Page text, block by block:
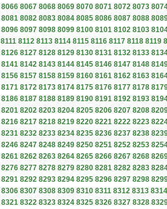
8066 8067 8068 8069 8070 8071 8072 8073
8081 8082 8083 8084 8085 8086 8087 8088
8096 8097 8098 8099 8100 8101 8102 8103
8111 8112 8113 8114 8115 8116 8117 8118 8119
8126 8127 8128 8129 8130 8131 8132 8133
8141 8142 8143 8144 8145 8146 8147 8148
8156 8157 8158 8159 8160 8161 8162 8163
8171 8172 8173 8174 8175 8176 8177 8178
8186 8187 8188 8189 8190 8191 8192 8193
8201 8202 8203 8204 8205 8206 8207 8208
8216 8217 8218 8219 8220 8221 8222 8223
8231 8232 8233 8234 8235 8236 8237 8238
8246 8247 8248 8249 8250 8251 8252 8253
8261 8262 8263 8264 8265 8266 8267 8268
8276 8277 8278 8279 8280 8281 8282 8283
8291 8292 8293 8294 8295 8296 8297 8298
8306 8307 8308 8309 8310 8311 8312 8313 8314
8321 8322 8323 8324 8325 8326 8327 8328